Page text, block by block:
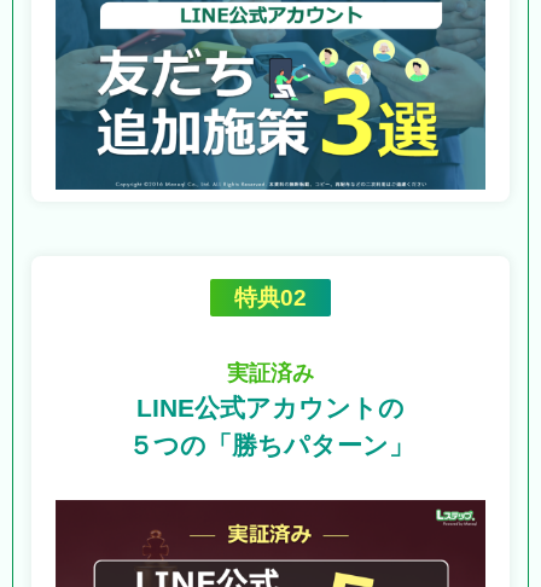
特典02
実証済み
LINE公式アカウントの
５つの「勝ちパターン」